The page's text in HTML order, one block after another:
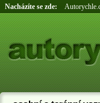
Nacházíte se zde: